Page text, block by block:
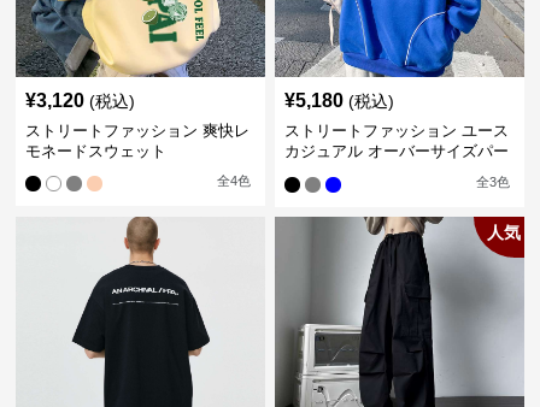
¥3,120 (税込)
ストリートファッション 爽快レ
モネードスウェット
全4色
¥5,180 (税込)
ストリートファッション ユース
カジュアル オーバーサイズパー
全3色
人気